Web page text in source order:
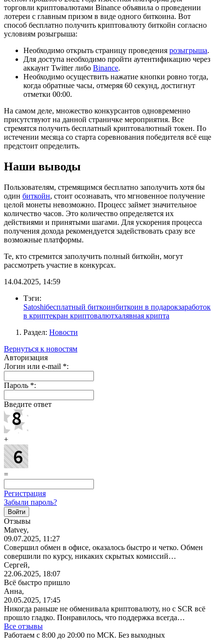
торговли криптовалютами Binance объявила о проведении
лотереи с главным призом в виде одного биткоина. Вот
способ бесплатно получить криптовалюту биткойн согласно
условиям розыгрыша:
Необходимо открыть страницу проведения розыгрыша.
Для доступа необходимо пройти аутентификацию через
аккаунт Twitter либо Binance.
Необходимо осуществить нажатие кнопки ровно тогда,
когда обратные часы, отмеряя 60 секунд, достигнут
отметки 00:00.
На самом деле, множество конкурсантов одновременно
присутствуют на данной страничке мероприятия. Все
стремятся получить бесплатный криптовалютный токен. По
истечении месяца со старта соревнования победителя всё еще
предстоит определить.
Наши выводы
Пользователям, стремящимся бесплатно заполучить хотя бы
один биткойн, стоит осознавать, что мгновенное получение
целой монеты невозможно. Процесс займет значительное
количество часов. Это количество определяется их
действиями и принятыми шагами. Для ускорения процесса
получения дохода рекомендуется задействовать сразу все
возможные платформы.
Те, кто стремится заполучить полный биткойн, могут
рассмотреть участие в конкурсах.
14.04.2025, 14:59
Тэги:
Satoshiбесплатный биткоинбиткоин в подарокзаработок
в криптекран криптовалютхалявная крипта
Раздел: Новости
Вернуться к новостям
Авторизация
Логин или e-mail *:
Пароль *:
Введите ответ
+
=
Регистрация
Забыли пароль?
Отзывы
Matvey,
09.07.2025, 11:27
Совершил обмен в офисе, оказалось быстро и четко. Обмен
совершили по курсу, никаких скрытых комиссий…
Сергей,
22.06.2025, 18:07
Всё быстро пришло
Анна,
20.05.2025, 17:45
Никогда раньше не обменивала криптовалюту, но с SCR всё
прошло гладко. Понравилось, что поддержка всегда…
Все отзывы
Работаем с 8:00 до 20:00 по МСК. Без выходных